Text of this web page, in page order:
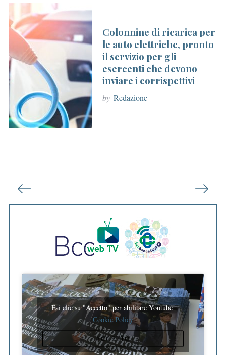
Colonnine di ricarica per
le auto elettriche, pronto
il servizio per gli
esercenti che devono
inviare i corrispettivi
by Redazione
g
Fai clic su "Accetto" per abilitare Youtube
Cookie Policy
ACCETTO